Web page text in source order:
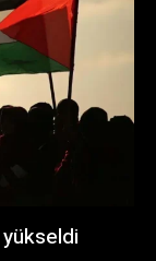
yükseldi